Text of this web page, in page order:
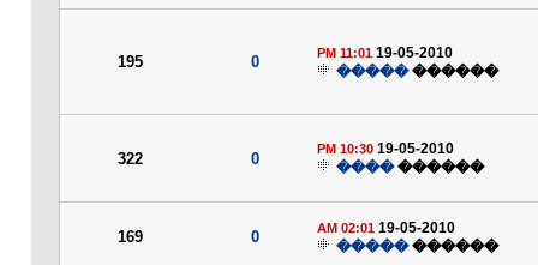
19-05-2010
11:01 PM
������
�����
0
195
19-05-2010
10:30 PM
������
����
0
322
19-05-2010
02:01 AM
������
�����
0
169